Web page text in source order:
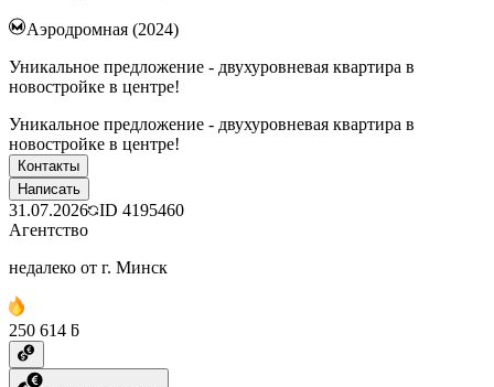
Аэродромная (2024)
Уникальное предложение - двухуровневая квартира в
новостройке в центре!
Уникальное предложение - двухуровневая квартира в
новостройке в центре!
Контакты
Написать
31.07.2026 ID 4195460
Агентство
недалеко от г. Минск
250 614 ƃ